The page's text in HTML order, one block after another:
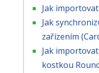
Jak
Jak
zařízením
Jak
kostkou